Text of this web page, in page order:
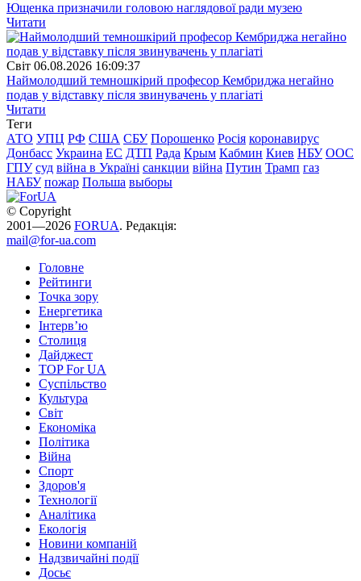
Ющенка призначили головою наглядової ради музею
Читати
Свiт 06.08.2026 16:09:37
Наймолодший темношкірий професор Кембриджа негайно
подав у відставку після звинувачень у плагіаті
Читати
Теги
АТО УПЦ РФ США СБУ Порошенко Росія коронавирус
Донбасс Украина ЕС ДТП Рада Крым Кабмин Киев НБУ ООС
ГПУ суд війна в Україні санкции війна Путин Трамп газ
НАБУ пожар Польша выборы
© Copyright
2001—2026 FORUA. Редакція:
mail@for-ua.com
Головне
Рейтинги
Точка зору
Енергетика
Інтерв’ю
Столиця
Дайджест
TOP For UA
Суспiльство
Культура
Світ
Економіка
Політика
Війна
Спорт
Здоров'я
Технології
Аналітика
Екологія
Новини компаній
Надзвичайні події
Досьє